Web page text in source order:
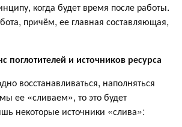
когда будет время после работы.
причём, ее главная составляющая,
поглотителей и источников ресурса
восстанавливаться, наполняться
ее «сливаем», то это будет
некоторые источники «слива»: